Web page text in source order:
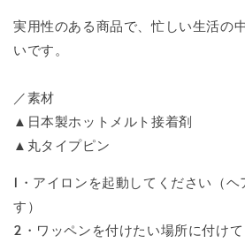
実用性のある商品で、忙しい生活の
いです。
／素材
▲日本製ホットメルト接着剤
▲丸タイプピン
1・アイロンを起動してください（ヘ
す）
2・ワッペンを付けたい場所に付け